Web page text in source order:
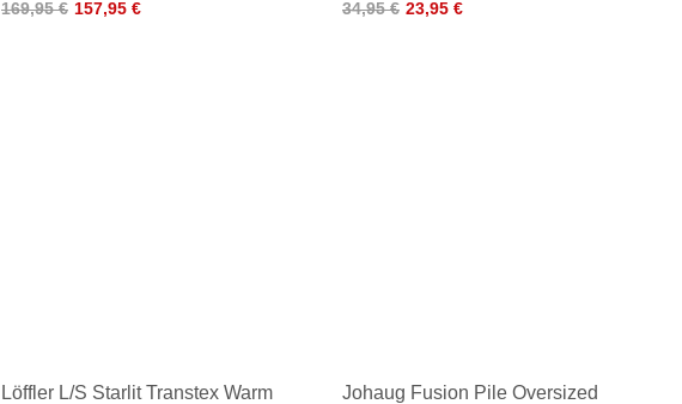
169,95 € 157,95 € 34,95 € 23,95 €
Löffler L/S Starlit Transtex Warm
Johaug Fusion Pile Oversized